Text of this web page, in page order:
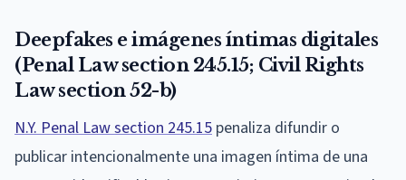
Deepfakes e imágenes íntimas digitales
(Penal Law section 245.15; Civil Rights
Law section 52-b)
N.Y. Penal Law section 245.15 penaliza difundir o
publicar intencionalmente una imagen íntima de una